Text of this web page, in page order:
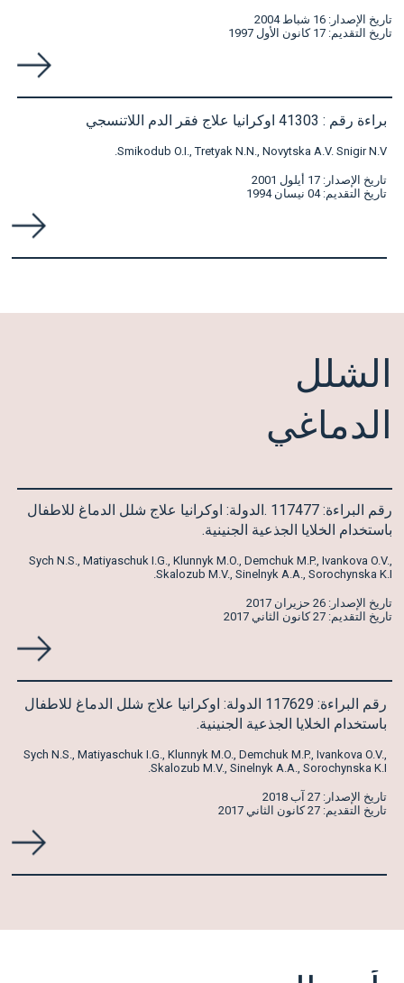
تاريخ الإصدار: 16 شباط 2004
تاريخ التقديم: 17 كانون الأول 1997
براءة رقم : 41303 اوكرانيا علاج فقر الدم اللاتنسجي
Smikodub O.I., Tretyak N.N., Novytska A.V. Snigir N.V.
تاريخ الإصدار: 17 أيلول 2001
تاريخ التقديم: 04 نيسان 1994
الشلل
الدماغي
رقم البراءة: 117477 .الدولة: اوكرانيا علاج شلل الدماغ للاطفال
باستخدام الخلايا الجذعية الجنينية.
Sych N.S., Matiyaschuk I.G., Klunnyk M.O., Demchuk M.P., Ivankova O.V.,
Skalozub M.V., Sinelnyk A.A., Sorochynska K.I.
تاريخ الإصدار: 26 حزيران 2017
تاريخ التقديم: 27 كانون الثاني 2017
رقم البراءة: 117629 الدولة: اوكرانيا علاج شلل الدماغ للاطفال
باستخدام الخلايا الجذعية الجنينية.
Sych N.S., Matiyaschuk I.G., Klunnyk M.O., Demchuk M.P., Ivankova O.V.,
Skalozub M.V., Sinelnyk A.A., Sorochynska K.I.
تاريخ الإصدار: 27 آب 2018
تاريخ التقديم: 27 كانون الثاني 2017